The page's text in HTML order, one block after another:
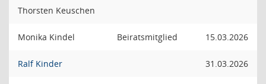
Thorsten Keuschen
Monika Kindel Beiratsmitglied 15.03.2026
Ralf Kinder 31.03.2026